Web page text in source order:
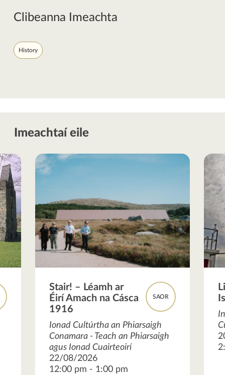
Clibeanna Imeachta
History
Imeachtaí eile
SAOR
Stair! – Léamh ar
Éirí Amach na Cásca
1916
Ionad Cultúrtha an Phiarsaigh
Conamara - Teach an Phiarsaigh
agus Ionad Cuairteoirí
22/08/2026
12:00 pm - 1:00 pm